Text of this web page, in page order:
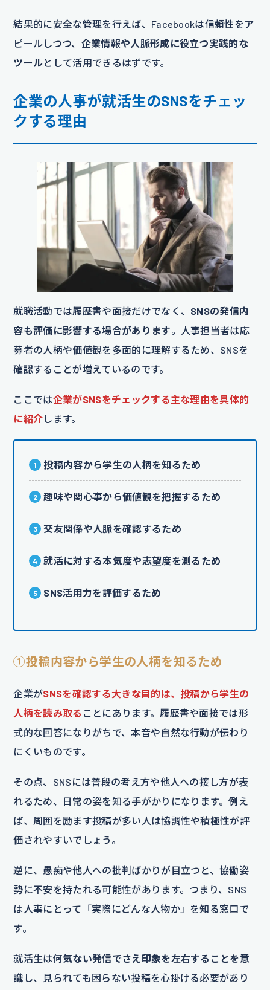
結果的に安全な管理を行えば、Facebookは信頼性をア
ピールしつつ、 企業情報や人脈形成に役立つ実践的な
ツール として活用できるはずです。
企業の人事が就活生のSNSをチェッ
クする理由
就職活動では履歴書や面接だけでなく、 SNSの発信内
容も評価に影響する場合があります。人事担当者は応
募者の人柄や価値観を多面的に理解するため、SNSを
確認することが増えているのです。
ここでは企業がSNSをチェックする主な理由を具体的
に紹介 します。
投稿内容から学生の人柄を知るため
趣味や関心事から価値観を把握するため
交友関係や人脈を確認するため
就活に対する本気度や志望度を測るため
SNS活用力を評価するため
①投稿内容から学生の人柄を知るため
企業がSNSを確認する大きな目的は、投稿から学生の
人柄を読み取る ことにあります。履歴書や面接では形
式的な回答になりがちで、本音や自然な行動が伝わり
にくいものです。
その点、SNSには普段の考え方や他人への接し方が表
れるため、日常の姿を知る手がかりになります。例え
ば、周囲を励ます投稿が多い人は協調性や積極性が評
価されやすいでしょう。
逆に、愚痴や他人への批判ばかりが目立つと、協働姿
勢に不安を持たれる可能性があります。つまり、SNS
は人事にとって「実際にどんな人物か」を知る窓口で
す。
就活生は何気ない発信でさえ印象を左右することを意
識 し、見られても困らない投稿を心掛ける必要があり